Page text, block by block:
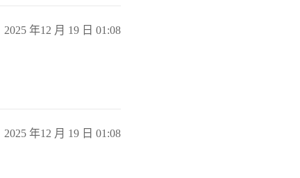
2025 年12 月 19 日 01:08
2025 年12 月 19 日 01:08